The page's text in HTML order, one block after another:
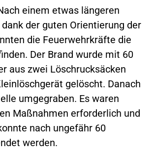
einem etwas längeren
der guten Orientierung der
die Feuerwehrkräfte die
Der Brand wurde mit 60
aus zwei Löschrucksäcken
gelöscht. Danach
umgegraben. Es waren
Maßnahmen erforderlich und
nach ungefähr 60
werden.